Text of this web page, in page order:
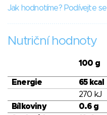
Jak hodnotíme? Podívejte
Nutriční hodnoty
100 g
Energie 65 kcal
270 kJ
Bílkoviny
0.6 g